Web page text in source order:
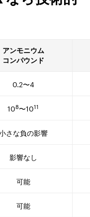
アンモニウム
コンパウンド
0.2〜4
108〜1011
さな負の影響
影響なし
可能
可能